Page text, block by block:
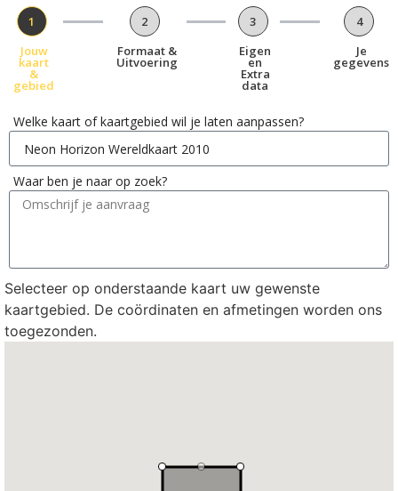
1
Jouw
kaart
&
gebied
2
Formaat &
Uitvoering
3
Eigen
en
Extra
data
4
Je
gegevens
Welke kaart of kaartgebied wil je laten aanpassen?
Waar ben je naar op zoek?
Selecteer op onderstaande kaart uw gewenste
kaartgebied. De coördinaten en afmetingen worden ons
toegezonden.